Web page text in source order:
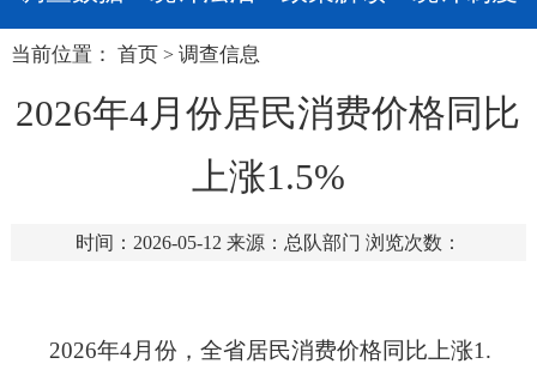
当前位置： 首页 > 调查信息
2026年4月份居民消费价格同比
上涨1.5%
时间：2026-05-12 来源：总队部门 浏览次数：
2026年4月份，全省居民消费价格同比上涨1.